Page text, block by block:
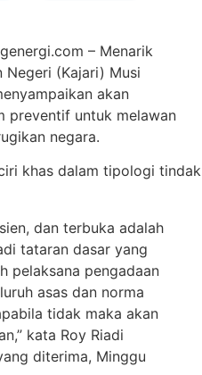
– Menarik
Negeri (Kajari) Musi
akan
preventif untuk melawan
negara.
khas dalam tipologi tindak
dan terbuka adalah
tataran dasar yang
pelaksana pengadaan
asas dan norma
tidak maka akan
kata Roy Riadi
diterima, Minggu